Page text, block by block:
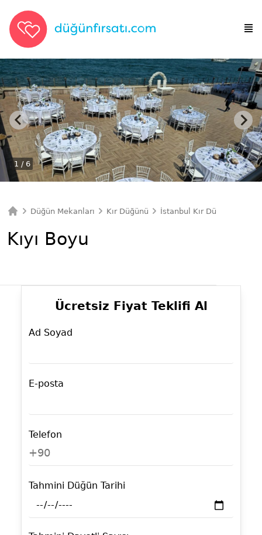
1 / 6
Düğün Mekanları Kır Düğünü İstanbul Kır Düğünü
Kıyı Boyu
Ücretsiz Fiyat Teklifi Al
Ad Soyad
E-posta
Telefon
+90
Tahmini Düğün Tarihi